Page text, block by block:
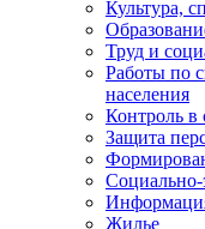
Культура,
Труд и
Работы по
населения
Контроль в
Защита
Социально-
Жилье